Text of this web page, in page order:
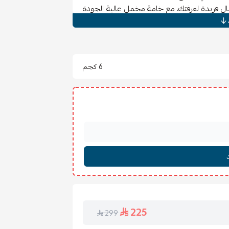
فريدة لغرفتك، مع خامة مخمل عالية الجودة
6 كجم
225
299